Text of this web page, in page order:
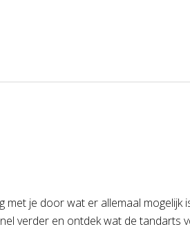
met je door wat er allemaal
verder en ontdek wat de